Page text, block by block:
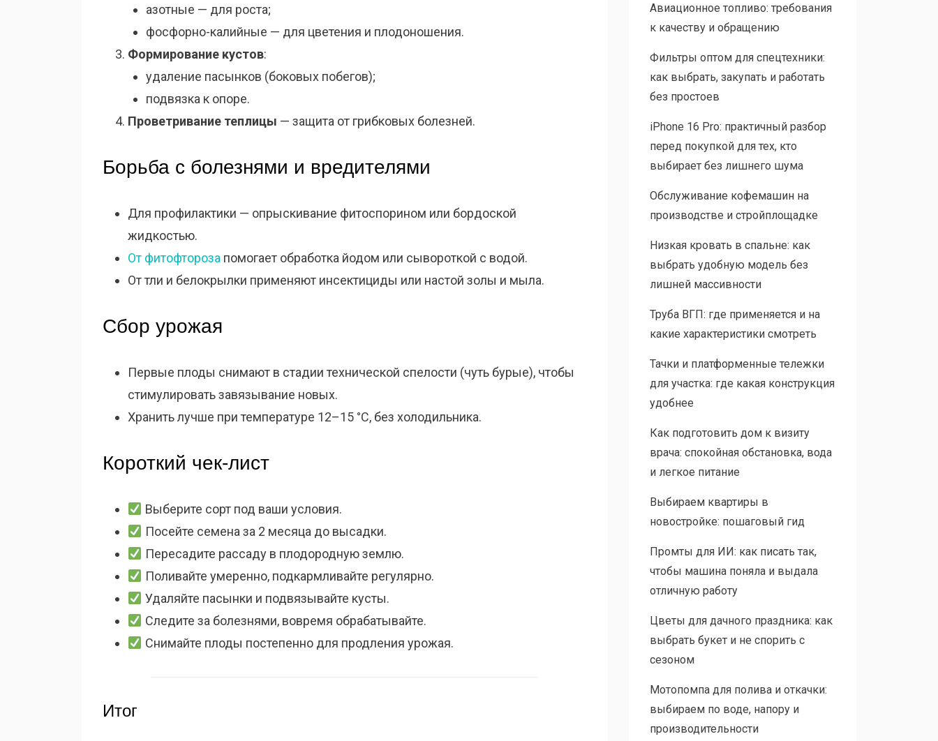
азотные — для роста;
фосфорно-калийные — для цветения и плодоношения.
Формирование кустов:
удаление пасынков (боковых побегов);
подвязка к опоре.
Проветривание теплицы — защита от грибковых болезней.
Борьба с болезнями и вредителями
Для профилактики — опрыскивание фитоспорином или бордоской
жидкостью.
От фитофтороза помогает обработка йодом или сывороткой с водой.
От тли и белокрылки применяют инсектициды или настой золы и мыла.
Сбор урожая
Первые плоды снимают в стадии технической спелости (чуть бурые), чтобы
стимулировать завязывание новых.
Хранить лучше при температуре 12–15 °C, без холодильника.
Короткий чек-лист
Выберите сорт под ваши условия.
Посейте семена за 2 месяца до высадки.
Пересадите рассаду в плодородную землю.
Поливайте умеренно, подкармливайте регулярно.
Удаляйте пасынки и подвязывайте кусты.
Следите за болезнями, вовремя обрабатывайте.
Снимайте плоды постепенно для продления урожая.
Итог
Авиационное топливо: требования
к качеству и обращению
Фильтры оптом для спецтехники:
как выбрать, закупать и работать
без простоев
iPhone 16 Pro: практичный разбор
перед покупкой для тех, кто
выбирает без лишнего шума
Обслуживание кофемашин на
производстве и стройплощадке
Низкая кровать в спальне: как
выбрать удобную модель без
лишней массивности
Труба ВГП: где применяется и на
какие характеристики смотреть
Тачки и платформенные тележки
для участка: где какая конструкция
удобнее
Как подготовить дом к визиту
врача: спокойная обстановка, вода
и легкое питание
Выбираем квартиры в
новостройке: пошаговый гид
Промты для ИИ: как писать так,
чтобы машина поняла и выдала
отличную работу
Цветы для дачного праздника: как
выбрать букет и не спорить с
сезоном
Мотопомпа для полива и откачки:
выбираем по воде, напору и
производительности